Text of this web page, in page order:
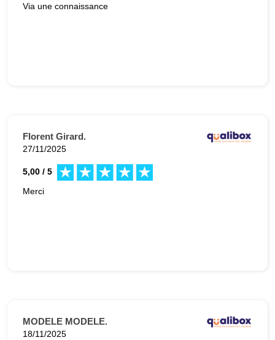
Via une connaissance
Florent Girard.
27/11/2025
5,00 / 5
Merci
MODELE MODELE.
18/11/2025